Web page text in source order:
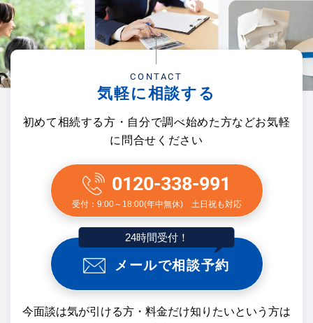
CONTACT
気軽に相談する
初めて相続する方・自分で調べ始めた方などお気軽
に問合せください
0120-338-991
受付：9:00～18:00(年中無休) 土日祝も対応
24時間受付！
メールで相談予約
今面談は気が引ける方・料金だけ知りたいという方は